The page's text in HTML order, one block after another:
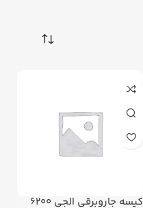
کیسه جاروبرقی الجی 6200